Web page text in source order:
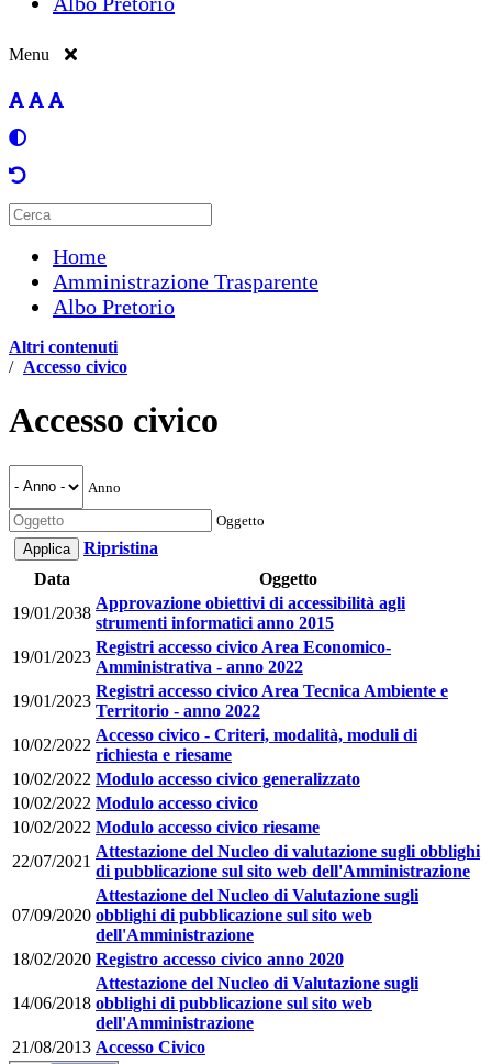
Menu
Home
Amministrazione Trasparente
Albo Pretorio
Altri contenuti
/ Accesso civico
Accesso civico
Anno
Oggetto
Ripristina
Data
Oggetto
19/01/2038
Approvazione obiettivi di accessibilità agli
strumenti informatici anno 2015
19/01/2023
Registri accesso civico Area Economico-
Amministrativa - anno 2022
19/01/2023
Registri accesso civico Area Tecnica Ambiente e
Territorio - anno 2022
10/02/2022
Accesso civico - Criteri, modalità, moduli di
richiesta e riesame
10/02/2022 Modulo accesso civico generalizzato
10/02/2022 Modulo accesso civico
10/02/2022 Modulo accesso civico riesame
22/07/2021
Attestazione del Nucleo di valutazione sugli obblighi
di pubblicazione sul sito web dell'Amministrazione
07/09/2020
Attestazione del Nucleo di Valutazione sugli
obblighi di pubblicazione sul sito web
dell'Amministrazione
18/02/2020 Registro accesso civico anno 2020
14/06/2018
Attestazione del Nucleo di Valutazione sugli
obblighi di pubblicazione sul sito web
dell'Amministrazione
21/08/2013 Accesso Civico